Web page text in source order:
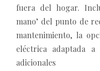
fuera del hogar.
mano’ del punto de
mantenimiento, la
eléctrica adaptada
adicionales